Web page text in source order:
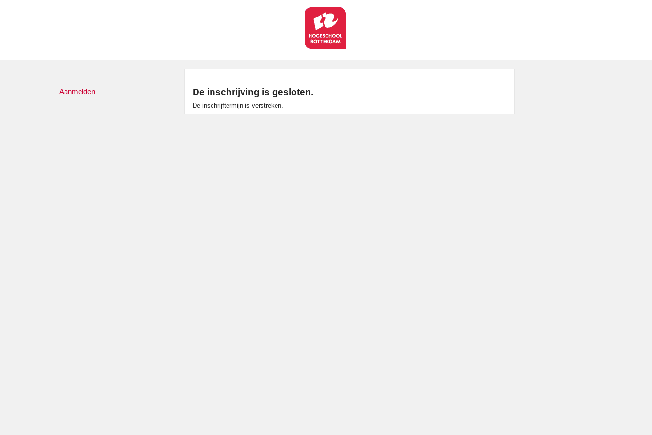
Aanmelden De inschrijving is gesloten.
De inschrijftermijn is verstreken.